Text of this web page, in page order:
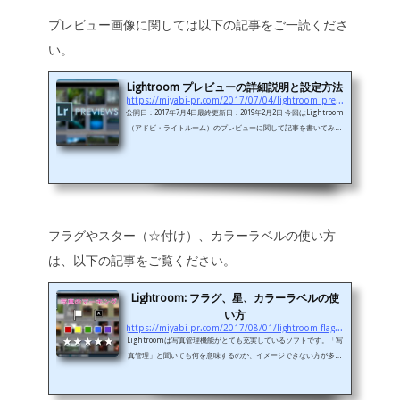
くまでも「感覚をつかむ」というのが目的で、どちらかというと、
プレビュー画像に関しては以下の記事をご一読くださ
い。
Lightroom プレビューの詳細説明と設定方法
https://miyabi-pr.com/2017/07/04/lightroom_previews_explained
公開日：2017年7月4日最終更新日：2019年2月2日 今回はLightroom
（アドビ・ライトルーム）のプレビューに関して記事を書いてみた
り、2000万画素以上が当たり前になってきています。そうなると、
の仕様や、設...
フラグやスター（☆付け）、カラーラベルの使い方
は、以下の記事をご覧ください。
Lightroom: フラグ、星、カラーラベルの使
い方
https://miyabi-pr.com/2017/08/01/lightroom-flags-stars-color-labels
Lightroomは写真管理機能がとても充実しているソフトです。「写
真管理」と聞いても何を意味するのか、イメージできない方が多い